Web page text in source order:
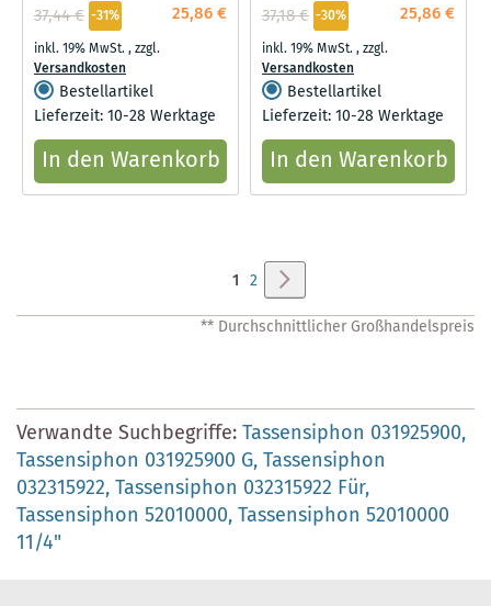
25,86 €
37,44 € -31%
inkl. 19% MwSt.,zzgl.
Versandkosten
Bestellartikel
Lieferzeit: 10-28 Werktage
In den Warenkorb
25,86 €
37,18 € -30%
inkl. 19% MwSt.,zzgl.
Versandkosten
Bestellartikel
Lieferzeit: 10-28 Werktage
In den Warenkorb
Sie
lesen
1 Seite
2
** Durchschnittlicher Großhandelspreis
Verwandte Suchbegriffe:Tassensiphon 031925900,
Tassensiphon 031925900 G,Tassensiphon
032315922,Tassensiphon 032315922 Für,
Tassensiphon 52010000,Tassensiphon 52010000
11/4"